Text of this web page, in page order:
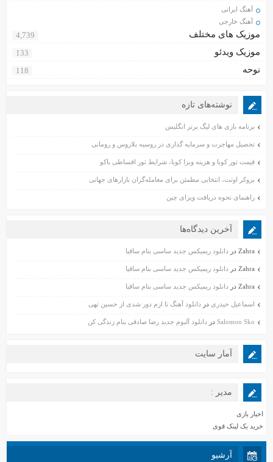
آهنگ ایرانی
آهنگ خارجی
موزیک های مختلف 4,739
موزیک ویدئو 133
نوحه 118
نوشته‌های تازه
برنامه بازی های لیگ برتر انگلیس
تحصیل مهاجرت و سرمایه گذاری در روسیه بلاروس و رومانی
قیمت تور کوبا و هزینه ویزا کوبا، شرایط تور اقساطی باکو
بروکر اوتت، انتخابی مطمئن برای معامله‌گران بازارهای جهانی
راهنمای نحوه دریافت ویزای چین
آخرین دیدگاه‌ها
Zahra در دانلود ریمیکس جدید ساسی بنام ساقیا
Zahra در دانلود ریمیکس جدید ساسی بنام ساقیا
Zahra در دانلود ریمیکس جدید ساسی بنام ساقیا
اسماعیل حیدری در دانلود آهنگ تا ازم دور شدی از حسین تهی
Salomon Sko در دانلود آلبوم جدید رضا صادقی بنام زندگی کن
آمار سایت
مدیر :
اخبار بازی
خرید بک لینک قوی
آرشیو